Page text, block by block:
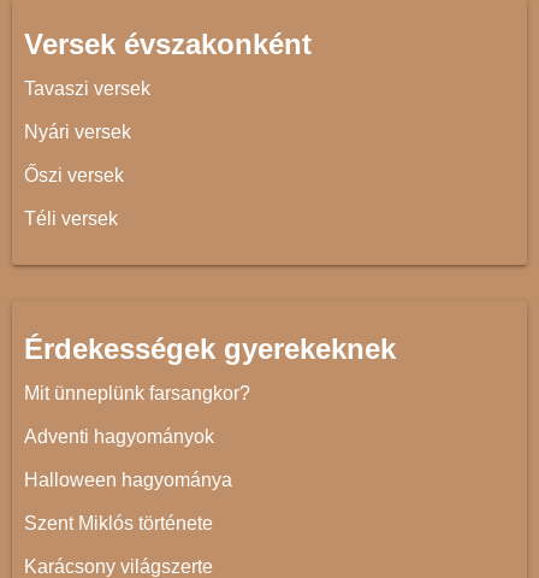
Versek évszakonként
Tavaszi versek
Nyári versek
Őszi versek
Téli versek
Érdekességek gyerekeknek
Mit ünneplünk farsangkor?
Adventi hagyományok
Halloween hagyománya
Szent Miklós története
Karácsony világszerte